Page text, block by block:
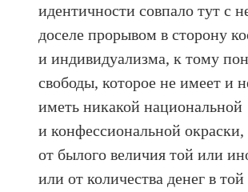
идентичности совпало тут с
доселе прорывом в сторону
и индивидуализма, к тому
свободы, которое не имеет и
иметь никакой национальной
и конфессиональной окраски,
от былого величия той или
или от количества денег в